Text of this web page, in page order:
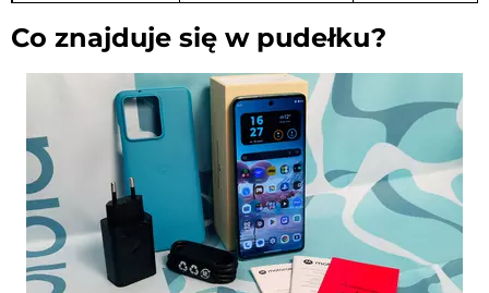
Co znajduje się w pudełku?